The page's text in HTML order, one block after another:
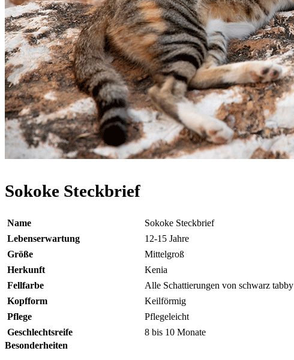
Sokoke Steckbrief
Name Sokoke Steckbrief
Lebenserwartung
12-15 Jahre
Größe
Mittelgroß
Herkunft
Kenia
Fellfarbe
Alle Schattierungen von schwarz tabby
Kopfform
Keilförmig
Pflege
Pflegeleicht
Geschlechtsreife
8 bis 10 Monate
Besonderheiten